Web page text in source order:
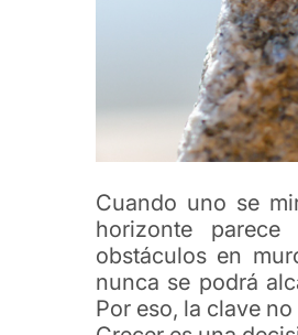
Cuando uno se
horizonte
obstáculos en
nunca se podrá
Por eso, la clave